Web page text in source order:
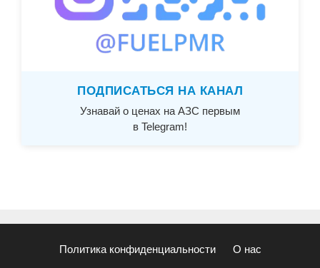
ПОДПИСАТЬСЯ НА КАНАЛ
Узнавай о ценах на АЗС первым
в Telegram!
Политика конфиденциальности О нас